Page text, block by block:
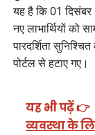
यह है कि 01
नए लाभार्थियों को
पारदर्शिता
पोर्टल से हटाए गए।
यह भी पढ़ें 👉
व्यवस्था के